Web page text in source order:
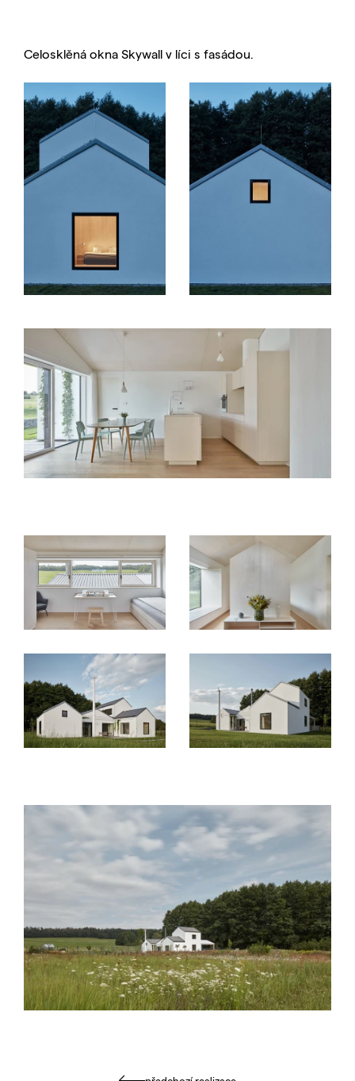
Celosklěná okna Skywall v líci s fasádou.